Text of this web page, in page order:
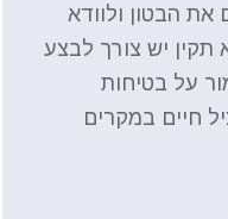
הבטון ולוודא
תקין יש צורך לבצע
על בטיחות
חיים במקרים